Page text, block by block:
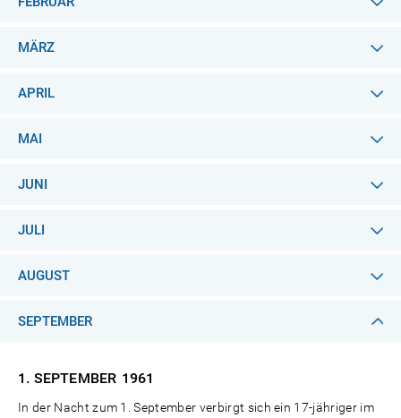
MÄRZ
APRIL
MAI
JUNI
JULI
AUGUST
SEPTEMBER
1. SEPTEMBER 1961
In der Nacht zum 1. September verbirgt sich ein 17-jähriger im